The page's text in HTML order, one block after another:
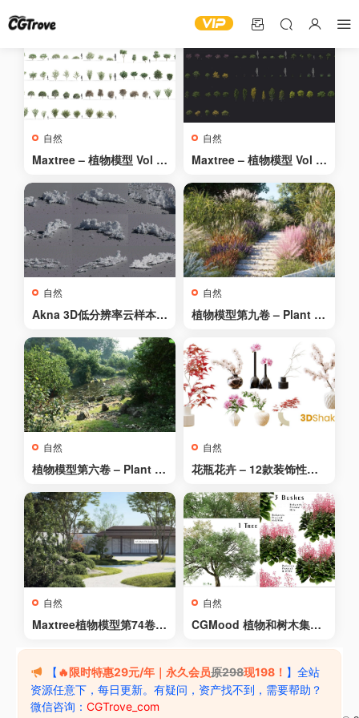
自然
Maxtree – 植物模型 Vol 5
els Vol 59
自然
Maxtree – 植物模型 Vol 1
dels Vol 106
自然
Akna 3D低分辨率云样本包
ud Catalogue Low Res S
ample Pack
自然
植物模型第九卷 – Plant M
自然
植物模型第六卷 – Plant M
自然
花瓶花卉 – 12款装饰性室
ases – 12 Decorative Int
erior Plants In Vases
自然
Maxtree植物模型第74卷 –
74
自然
CGMood 植物和树木集合
【 🔥限时特惠29元/年｜永久会员原298现198！ 】全站
资源任意下，每日更新。有疑问，资产找不到，需要帮助？
微信咨询：CGTrove_com